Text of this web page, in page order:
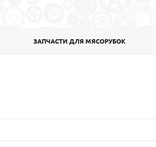
ЗАПЧАСТИ ДЛЯ МЯСОРУБОК